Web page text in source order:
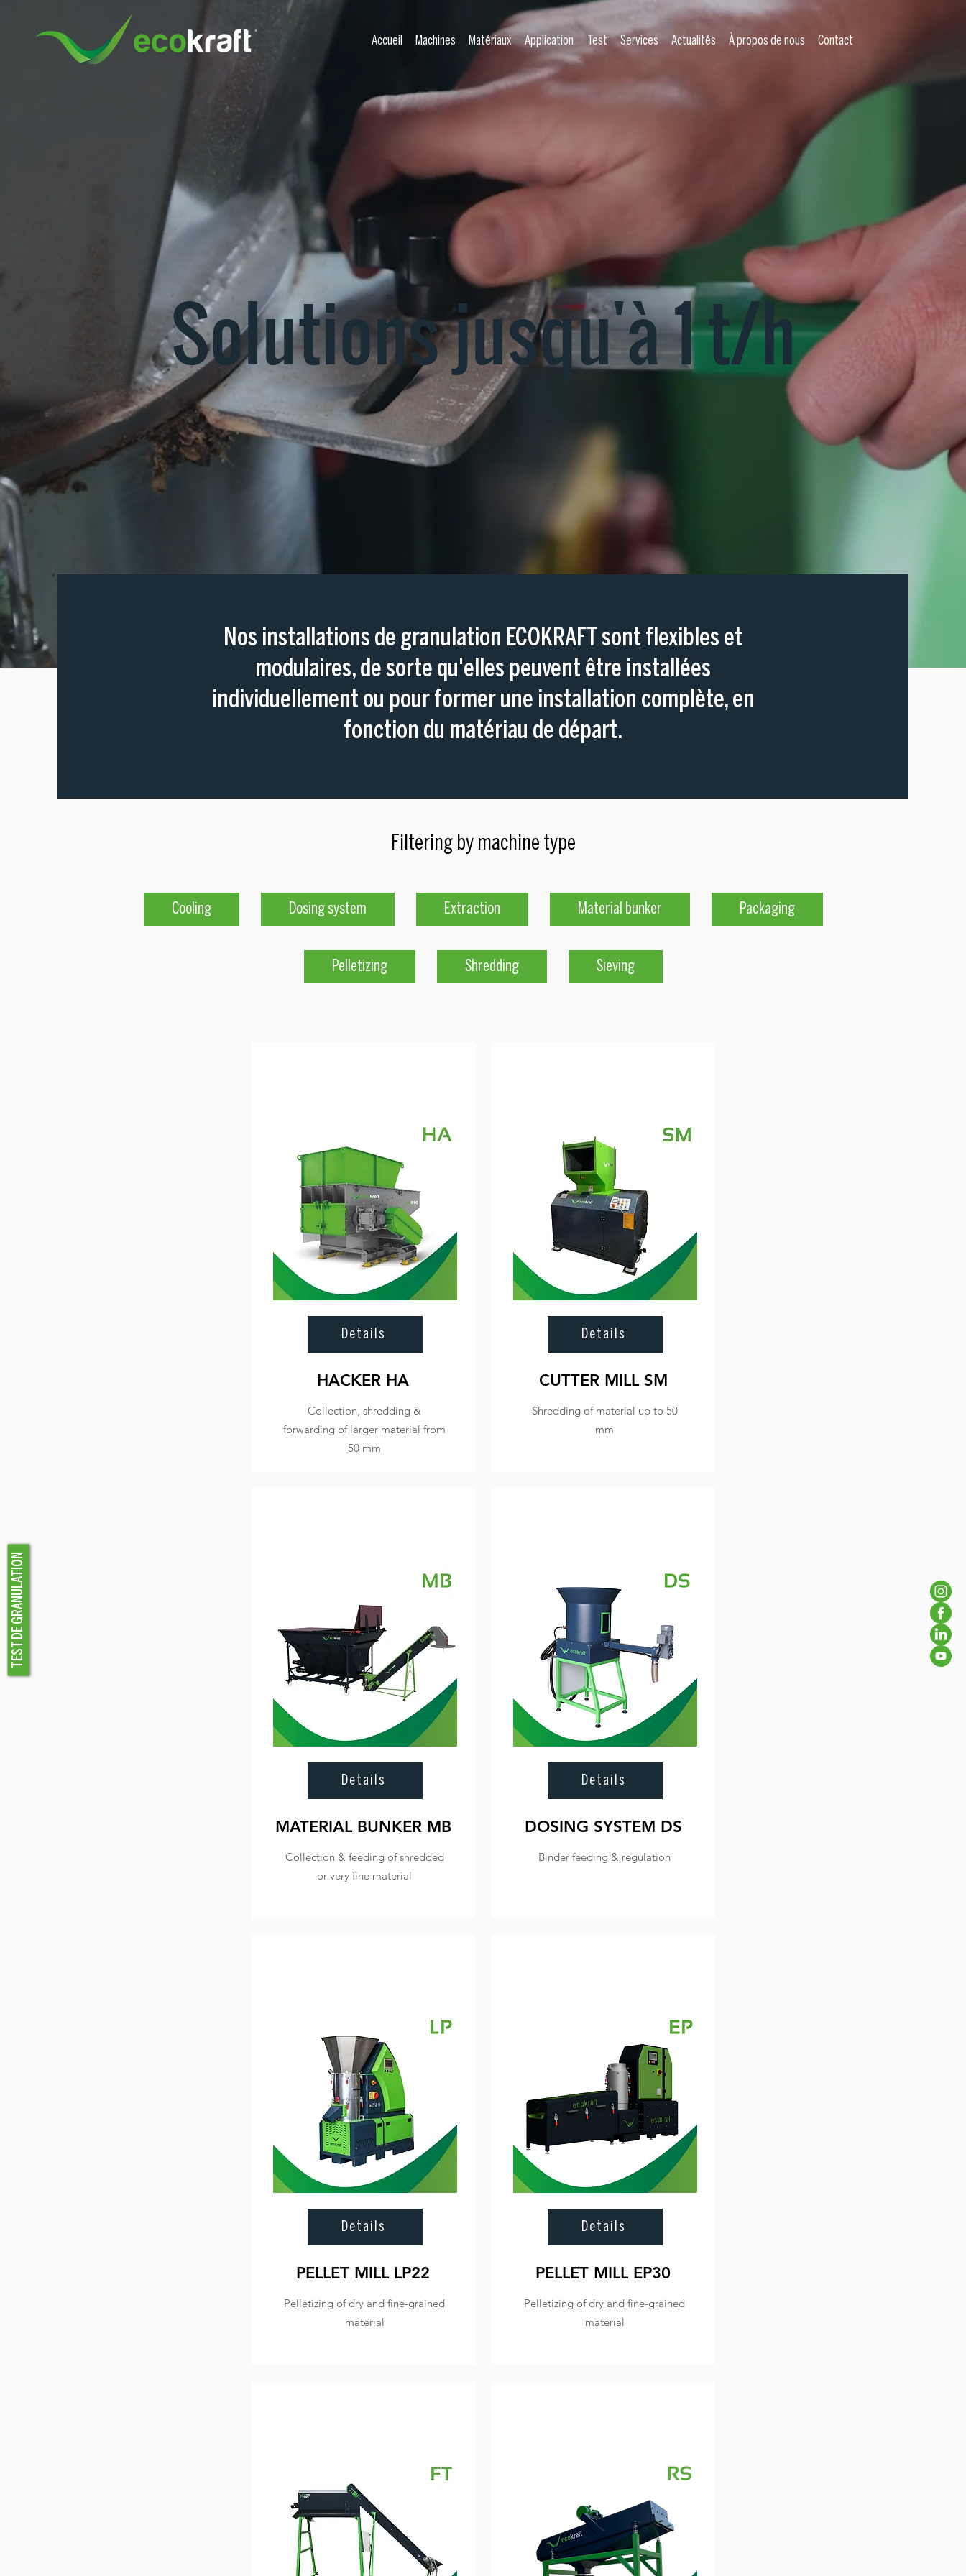
Accueil Machines Matériaux Application Test Services Actualités À propos de nous Contact
TEST DE GRANULATION
Solutionsjusqu'à 1 t/h
Nos installations de granulation ECOKRAFT sont flexibles et
modulaires, de sorte qu'elles peuvent être installées
individuellement ou pour former une installation complète, en
fonction du matériau de départ.
Filtering by machine type
Cooling Dosing system Extraction Material bunker Packaging
Pelletizing Shredding Sieving
Details
HACKER HA
Collection, shredding &
forwarding of larger material from
50 mm
Details
MATERIAL BUNKER MB
Collection & feeding of shredded
or very fine material
Details
PELLET MILL LP22
Pelletizing of dry and fine-grained
material
Details
CUTTER MILL SM
Shredding of material up to 50
mm
Details
DOSING SYSTEM DS
Binder feeding & regulation
Details
PELLET MILL EP30
Pelletizing of dry and fine-grained
material